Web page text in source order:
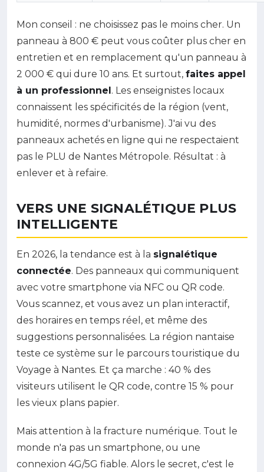
Mon conseil : ne choisissez pas le moins cher. Un
panneau à 800 € peut vous coûter plus cher en
entretien et en remplacement qu'un panneau à
2 000 € qui dure 10 ans. Et surtout, faites appel
à un professionnel. Les enseignistes locaux
connaissent les spécificités de la région (vent,
humidité, normes d'urbanisme). J'ai vu des
panneaux achetés en ligne qui ne respectaient
pas le PLU de Nantes Métropole. Résultat : à
enlever et à refaire.
VERS UNE SIGNALÉTIQUE PLUS
INTELLIGENTE
En 2026, la tendance est à la signalétique
connectée. Des panneaux qui communiquent
avec votre smartphone via NFC ou QR code.
Vous scannez, et vous avez un plan interactif,
des horaires en temps réel, et même des
suggestions personnalisées. La région nantaise
teste ce système sur le parcours touristique du
Voyage à Nantes. Et ça marche : 40 % des
visiteurs utilisent le QR code, contre 15 % pour
les vieux plans papier.
Mais attention à la fracture numérique. Tout le
monde n'a pas un smartphone, ou une
connexion 4G/5G fiable. Alors le secret, c'est le